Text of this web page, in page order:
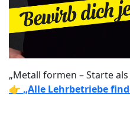
„Metall formen – Starte
👉 „Alle Lehrbetriebe